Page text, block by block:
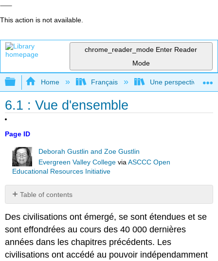
This action is not available.
chrome_reader_mode Enter Reader
Mode
Expand/collapse global hierarchy
Home Français Une perspective
6.1 : Vue d'ensemble
Page ID
Deborah Gustlin and Zoe Gustlin
Evergreen Valley College viaASCCC Open
Educational Resources Initiative
Table of contents
mot
« civilisation »
est
dérivé
du
Des civilisations ont émergé, se sont étendues et se
sont effondrées au cours des 40 000 dernières
années dans les chapitres précédents. Les
civilisations ont accédé au pouvoir indépendamment